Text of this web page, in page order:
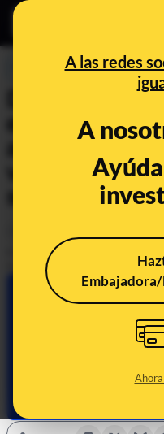
A las redes
A
PREBUNKING
De qué
evitar
alimentarias
veraniegos
son seguras)
Publicado el
Actualizado el
Jul 14, 2026, 1:15:00